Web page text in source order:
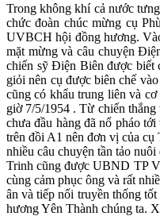
Trong không khí cả nước
chức đoàn chúc mừng cụ
UVBCH hội đồng hương.
mặt mừng và câu chuyện
chiến sỹ Điện Biên được biết
giỏi nên cụ được biên chế
cũng có khẩu trung liên và
giờ 7/5/1954 . Từ chiến
chưa đầu hàng đã nổ pháo
trên đồi A1 nên đơn vị của
nhiều câu chuyện tần tảo
Trinh cũng được UBND TP
cùng cảm phục ông và rất
ân và tiếp nối truyền thống
hương Yên Thành chúng ta.